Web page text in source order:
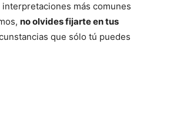
más comunes
no olvides fijarte en tus
que sólo tú puedes